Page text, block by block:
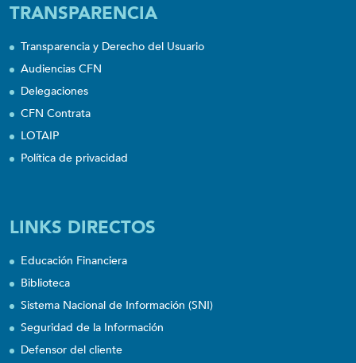
TRANSPARENCIA
Transparencia y Derecho del Usuario
Audiencias CFN
Delegaciones
CFN Contrata
LOTAIP
Política de privacidad
LINKS DIRECTOS
Educación Financiera
Biblioteca
Sistema Nacional de Información (SNI)
Seguridad de la Información
Defensor del cliente